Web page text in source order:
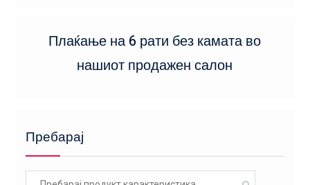
Плаќање на 6 рати без камата во
нашиот продажен салон
Пребарај
Search